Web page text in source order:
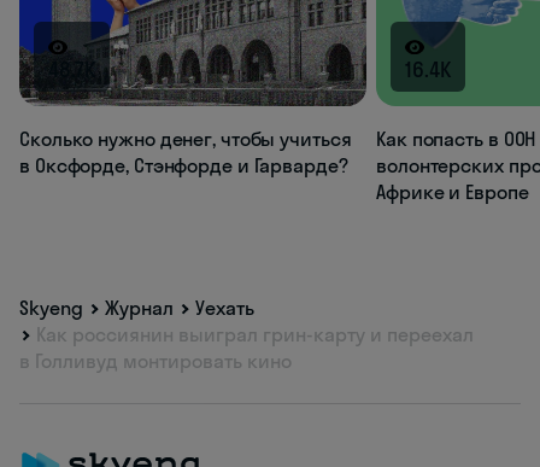
48.7K
Сколько нужно денег, чтобы учиться
в Оксфорде, Стэнфорде и Гарварде?
16.4K
Как попасть в
волонтерских
Африке и Европе
Skyeng Журнал
Уехать
Как россиянин выиграл грин-карту и переехал
в Голливуд монтировать кино